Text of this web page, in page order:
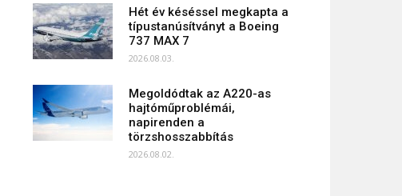
Hét év késéssel megkapta a
típustanúsítványt a Boeing
737 MAX 7
2026.08.03.
Megoldódtak az A220-as
hajtóműproblémái,
napirenden a
törzshosszabbítás
2026.08.02.